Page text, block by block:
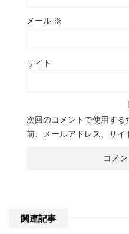
メール ※
サイト
次回のコメントで使用する
前、メールアドレス、サイ
関連記事